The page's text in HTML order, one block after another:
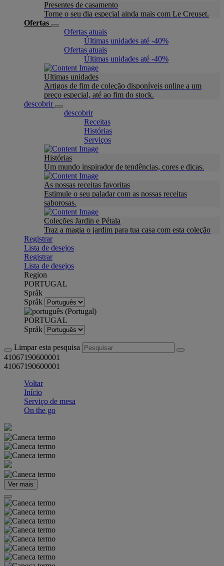
Presentes de casamento
Torne o seu dia especial ainda mais com Le Creuset.
Ofertas
Ofertas atuais
Últimas unidades até -40%
Ofertas atuais
Últimas unidades até -40%
Ultimas unidades
Artigos de fim de coleção disponíveis online a um
preço especial, até ao fim do stock.
descobrir
descobrir
Receitas
Histórias
Serviços
Histórias
Um mundo inspirador de tendências, cores e dicas.
As nossas receitas favoritas
Estimule o seu paladar com as nossas receitas
saborosas.
Coleções Jardin e Pétala
Traz a magia o jardim para tua casa com esta coleção
Registrar
Lista de desejos
Registrar
Lista de desejos
Region
PORTUGAL
Språk
Språk
PORTUGAL
Språk
Limpar esta pesquisa
41067190600001
41067190600001
Voltar
Início
Serviço de mesa
On the go
Ver mais